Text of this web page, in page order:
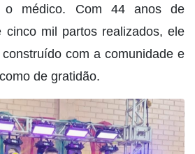
o médico. Com 44 anos de
cinco mil partos realizados, ele
com a comunidade e
de gratidão.